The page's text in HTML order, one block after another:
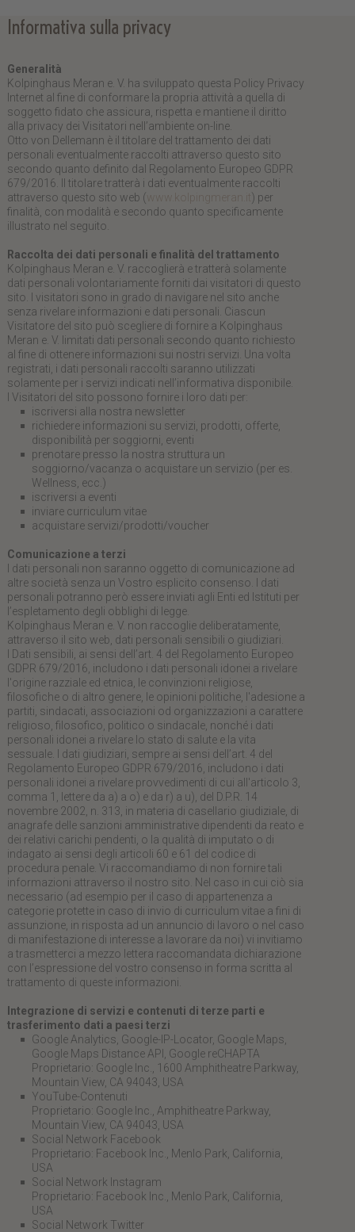
Informativa sulla privacy
Generalità
Kolpinghaus Meran e. V. ha sviluppato questa Policy Privacy
Internet al fine di conformare la propria attività a quella di
soggetto fidato che assicura, rispetta e mantiene il diritto
alla privacy dei Visitatori nell’ambiente on-line.
Otto von Dellemann è il titolare del trattamento dei dati
personali eventualmente raccolti attraverso questo sito
secondo quanto definito dal Regolamento Europeo GDPR
679/2016. Il titolare tratterà i dati eventualmente raccolti
attraverso questo sito web ( www.kolpingmeran.it) per
finalità, con modalità e secondo quanto specificamente
illustrato nel seguito.
Raccolta dei dati personali e finalità del trattamento
Kolpinghaus Meran e. V. raccoglierà e tratterà solamente
dati personali volontariamente forniti dai visitatori di questo
sito. I visitatori sono in grado di navigare nel sito anche
senza rivelare informazioni e dati personali. Ciascun
Visitatore del sito può scegliere di fornire a Kolpinghaus
Meran e. V. limitati dati personali secondo quanto richiesto
al fine di ottenere informazioni sui nostri servizi. Una volta
registrati, i dati personali raccolti saranno utilizzati
solamente per i servizi indicati nell’informativa disponibile.
I Visitatori del sito possono fornire i loro dati per:
iscriversi alla nostra newsletter
richiedere informazioni su servizi, prodotti, offerte,
disponibilità per soggiorni, eventi
prenotare presso la nostra struttura un
soggiorno/vacanza o acquistare un servizio (per es.
Wellness, ecc.)
iscriversi a eventi
inviare curriculum vitae
acquistare servizi/prodotti/voucher
Comunicazione a terzi
I dati personali non saranno oggetto di comunicazione ad
altre società senza un Vostro esplicito consenso. I dati
personali potranno però essere inviati agli Enti ed Istituti per
l’espletamento degli obblighi di legge.
Kolpinghaus Meran e. V. non raccoglie deliberatamente,
attraverso il sito web, dati personali sensibili o giudiziari.
I Dati sensibili, ai sensi dell’art. 4 del Regolamento Europeo
GDPR 679/2016, includono i dati personali idonei a rivelare
l'origine razziale ed etnica, le convinzioni religiose,
filosofiche o di altro genere, le opinioni politiche, l'adesione a
partiti, sindacati, associazioni od organizzazioni a carattere
religioso, filosofico, politico o sindacale, nonché i dati
personali idonei a rivelare lo stato di salute e la vita
sessuale. I dati giudiziari, sempre ai sensi dell’art. 4 del
Regolamento Europeo GDPR 679/2016, includono i dati
personali idonei a rivelare provvedimenti di cui all'articolo 3,
comma 1, lettere da a) a o) e da r) a u), del D.P.R. 14
novembre 2002, n. 313, in materia di casellario giudiziale, di
anagrafe delle sanzioni amministrative dipendenti da reato e
dei relativi carichi pendenti, o la qualità di imputato o di
indagato ai sensi degli articoli 60 e 61 del codice di
procedura penale. Vi raccomandiamo di non fornire tali
informazioni attraverso il nostro sito. Nel caso in cui ciò sia
necessario (ad esempio per il caso di appartenenza a
categorie protette in caso di invio di curriculum vitae a fini di
assunzione, in risposta ad un annuncio di lavoro o nel caso
di manifestazione di interesse a lavorare da noi) vi invitiamo
a trasmetterci a mezzo lettera raccomandata dichiarazione
con l’espressione del vostro consenso in forma scritta al
trattamento di queste informazioni.
Integrazione di servizi e contenuti di terze parti e
trasferimento dati a paesi terzi
Google Analytics, Google-IP-Locator, Google Maps,
Google Maps Distance API, Google reCHAPTA
Proprietario: Google Inc., 1600 Amphitheatre Parkway,
Mountain View, CA 94043, USA
YouTube-Contenuti
Proprietario: Google Inc., Amphitheatre Parkway,
Mountain View, CA 94043, USA
Social Network Facebook
Proprietario: Facebook Inc., Menlo Park, California,
USA
Social Network Instagram
Proprietario: Facebook Inc., Menlo Park, California,
USA
Social Network Twitter